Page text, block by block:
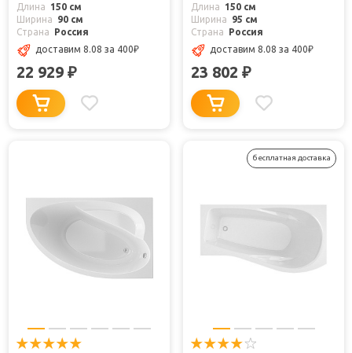
Длина
150 см
Ширина
90 см
Страна
Россия
доставим 8.08 за 400₽
22 929 ₽
Длина
150 см
Ширина
95 см
Страна
Россия
доставим 8.08 за 400₽
23 802 ₽
бесплатная доставка